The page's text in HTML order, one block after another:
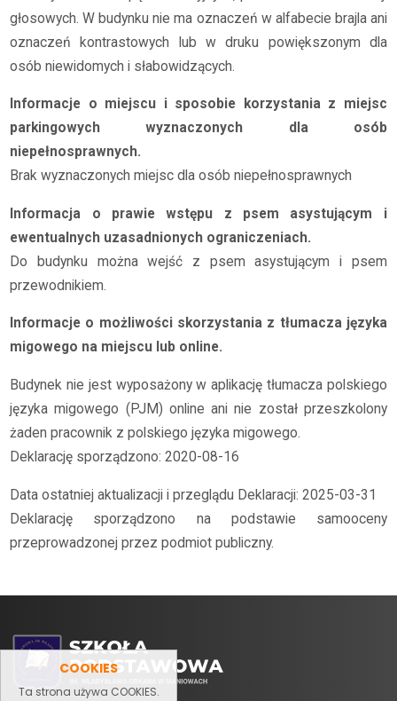
COOKIES
Ta strona używa COOKIES.
głosowych. W budynku nie ma oznaczeń w alfabecie brajla ani
oznaczeń kontrastowych lub w druku powiększonym dla
osób niewidomych i słabowidzących.
Informacje o miejscu i sposobie korzystania z miejsc
parkingowych wyznaczonych dla osób
niepełnosprawnych.
Brak wyznaczonych miejsc dla osób niepełnosprawnych
Informacja o prawie wstępu z psem asystującym i
ewentualnych uzasadnionych ograniczeniach.
Do budynku można wejść z psem asystującym i psem
przewodnikiem.
Informacje o możliwości skorzystania z tłumacza języka
migowego na miejscu lub online.
Budynek nie jest wyposażony w aplikację tłumacza polskiego
języka migowego (PJM) online ani nie został przeszkolony
żaden pracownik z polskiego języka migowego.
Deklarację sporządzono: 2020-08-16
Data ostatniej aktualizacji i przeglądu Deklaracji: 2025-03-31
Deklarację sporządzono na podstawie samooceny
przeprowadzonej przez podmiot publiczny.